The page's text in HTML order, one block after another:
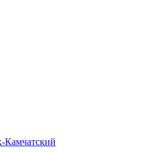
Камчатский